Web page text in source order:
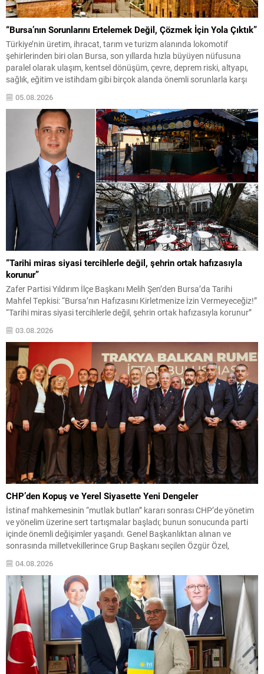
“Bursa’nın Sorunlarını Ertelemek Değil, Çözmek İçin Yola Çıktık”
Türkiye’nin üretim, ihracat, tarım ve turizm alanında lokomotif
şehirlerinden biri olan Bursa, son yıllarda hızla büyüyen nüfusuna
paralel olarak ulaşım, kentsel dönüşüm, çevre, deprem riski, altyapı,
sağlık, eğitim ve istihdam gibi birçok alanda önemli sorunlarla karşı
karşıya bulunuyor. Yaklaşık dört milyonluk nüfusuyla Türkiye’nin en
büyük metropollerinden biri olan kentte, yıllardır...
05.08.2026
“Tarihi miras siyasi tercihlerle değil, şehrin ortak hafızasıyla
korunur”
Zafer Partisi Yıldırım İlçe Başkanı Melih Şen’den Bursa’da Tarihi
Mahfel Tepkisi: “Bursa’nın Hafızasını Kirletmenize İzin Vermeyeceğiz!”
“Tarihi miras siyasi tercihlerle değil, şehrin ortak hafızasıyla korunur”
Bursa’da tarihi yapılar ve kültürel miras üzerinden yürütülen
tartışmalar yeniden gündemin merkezine oturdu. Zafer Partisi Yıldırım
İlçe Başkanı Melih Şen, Setbaşı’nda bulunan tarihi Mahfel ile...
03.08.2026
CHP’den Kopuş ve Yerel Siyasette Yeni Dengeler
İstinaf mahkemesinin “mutlak butlan” kararı sonrası CHP’de yönetim
ve yönelim üzerine sert tartışmalar başladı; bunun sonucunda parti
içinde önemli değişimler yaşandı. Genel Başkanlıktan alınan ve
sonrasında milletvekillerince Grup Başkanı seçilen Özgür Özel,
ayrılarak Yeni Parti’yi kurdu. Bu gelişme, partinin meclisteki
konumunu etkileyerek ana muhalefet...
04.08.2026